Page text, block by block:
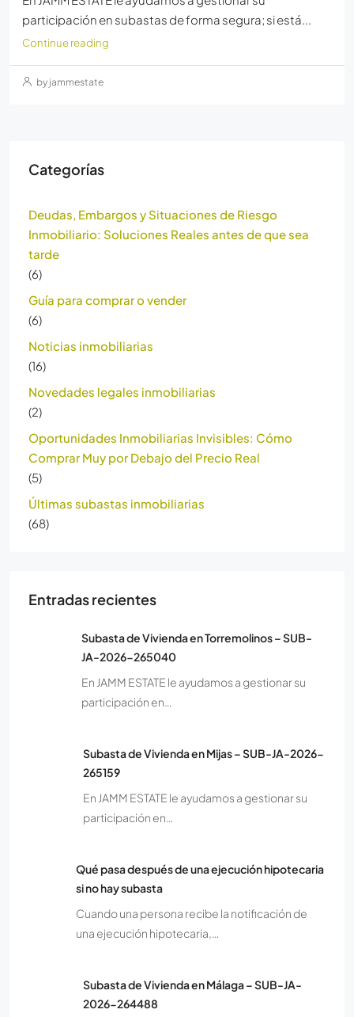
participación en subastas de forma segura; si está...
Continue reading
by jammestate
Categorías
Deudas, Embargos y Situaciones de Riesgo
Inmobiliario: Soluciones Reales antes de que sea
tarde
(6)
Guía para comprar o vender
(6)
Noticias inmobiliarias
(16)
Novedades legales inmobiliarias
(2)
Oportunidades Inmobiliarias Invisibles: Cómo
Comprar Muy por Debajo del Precio Real
(5)
Últimas subastas inmobiliarias
(68)
Entradas recientes
Subasta de Vivienda en Torremolinos – SUB-
JA-2026-265040
En JAMM ESTATE le ayudamos a gestionar su
participación en…
Subasta de Vivienda en Mijas – SUB-JA-2026-
265159
En JAMM ESTATE le ayudamos a gestionar su
participación en…
Qué pasa después de una ejecución hipotecaria
si no hay subasta
Cuando una persona recibe la notificación de
una ejecución hipotecaria,…
Subasta de Vivienda en Málaga – SUB-JA-
2026-264488